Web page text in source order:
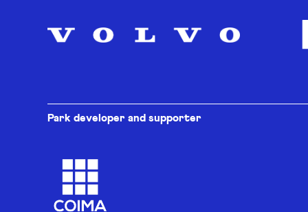
Park developer and supporter